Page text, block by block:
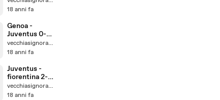
18 anni fa
Genoa -
Juventus 0-2
[09/03/2008]
vecchiasignoracom
18 anni fa
Juventus -
fiorentina 2-3
02/03/2008vecchiasignoracom
18 anni fa